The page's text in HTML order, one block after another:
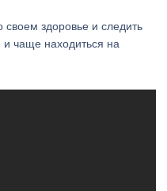
своем здоровье и следить
и чаще находиться на